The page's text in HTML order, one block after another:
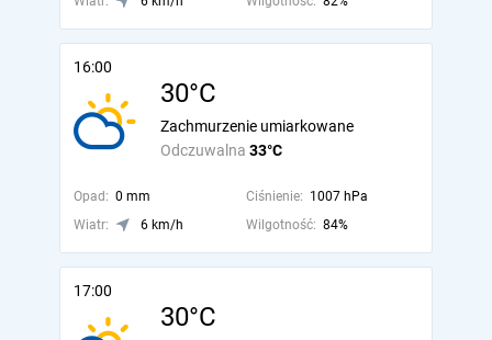
16:00
30°C
Odczuwalna 33°C
Zachmurzenie umiarkowane
Opad: 0 mm Ciśnienie: 1007 hPa
Wiatr:
6 km/h Wilgotność: 84%
17:00
30°C